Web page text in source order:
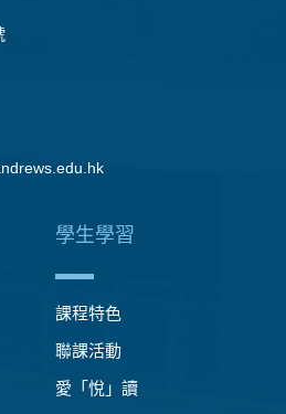
學生學習
課程特色
聯課活動
愛「悅」讀